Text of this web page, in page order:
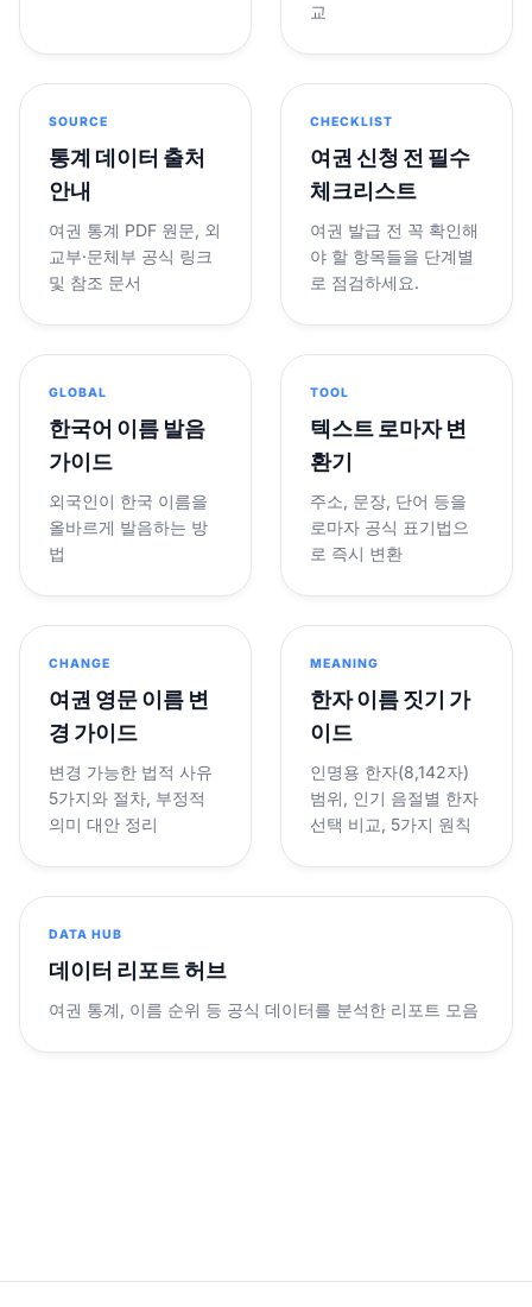
교
SOURCE
통계 데이터 출처
안내
여권 통계 PDF 원문, 외
교부·문체부 공식 링크
및 참조 문서
CHECKLIST
여권 신청 전 필수
체크리스트
여권 발급 전 꼭 확인해
야 할 항목들을 단계별
로 점검하세요.
GLOBAL
한국어 이름 발음
가이드
외국인이 한국 이름을
올바르게 발음하는 방
법
TOOL
텍스트 로마자 변
환기
주소, 문장, 단어 등을
로마자 공식 표기법으
로 즉시 변환
CHANGE
여권 영문 이름 변
경 가이드
변경 가능한 법적 사유
5가지와 절차, 부정적
의미 대안 정리
MEANING
한자 이름 짓기 가
이드
인명용 한자(8,142자)
범위, 인기 음절별 한자
선택 비교, 5가지 원칙
DATA HUB
데이터 리포트 허브
여권 통계, 이름 순위 등 공식 데이터를 분석한 리포트 모음